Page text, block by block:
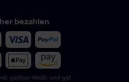
bezahlen
gültiger MwSt. und ggf.